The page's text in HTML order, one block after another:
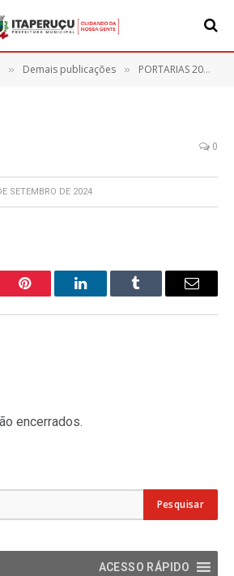
» Demais publicações » PORTARIAS 2024
0
SETEMBRO DE 2024
Pinterest LinkedInTumblr
E-
encerrados.
ACESSO RÁPIDO